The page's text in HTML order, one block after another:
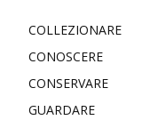
COLLEZIONARE
CONOSCERE
CONSERVARE
GUARDARE